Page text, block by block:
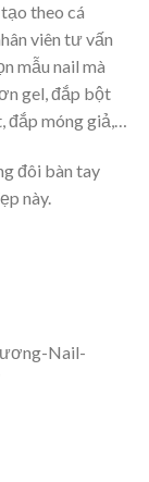
theo cá
viên tư vấn
mẫu nail mà
gel, đắp bột
đắp móng giả,…
đôi bàn tay
này.
Nail-